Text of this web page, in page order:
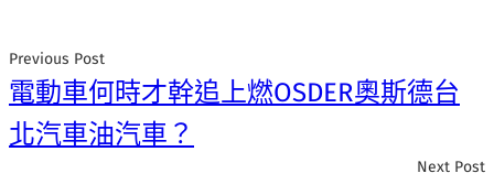
Previous Post
電動車何時才幹追上燃OSDER奧斯德台
北汽車油汽車？
Next Post